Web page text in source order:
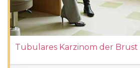
Tubulares Karzinom der Brust